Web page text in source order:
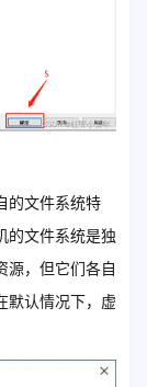
的文件系统特
的文件系统是独
源，但它们各自
默认情况下，虚